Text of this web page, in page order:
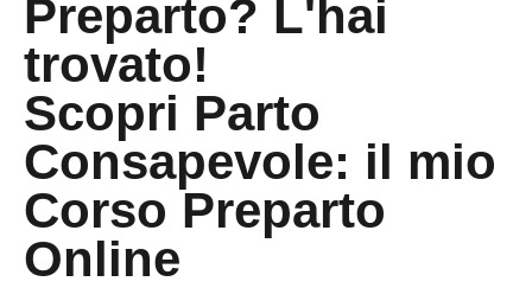
Preparto? L'hai
trovato!
Scopri Parto
Consapevole: il mio
Corso Preparto
Online